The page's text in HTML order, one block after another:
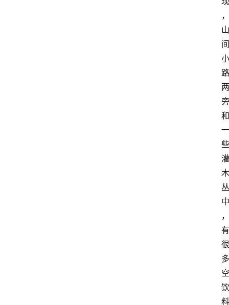
，
山
间
小
路
两
旁
和
一
些
灌
木
丛
中
，
有
很
多
空
饮
料